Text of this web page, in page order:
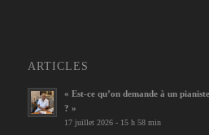
ARTICLES
« Est-ce qu’on demande à un
? »
17 juillet 2026 - 15 h 58 min